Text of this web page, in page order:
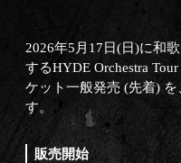
2026年5月17日(日)に和
するHYDE Orchestra
ケット一般発売 (先着)
す。
販売開始